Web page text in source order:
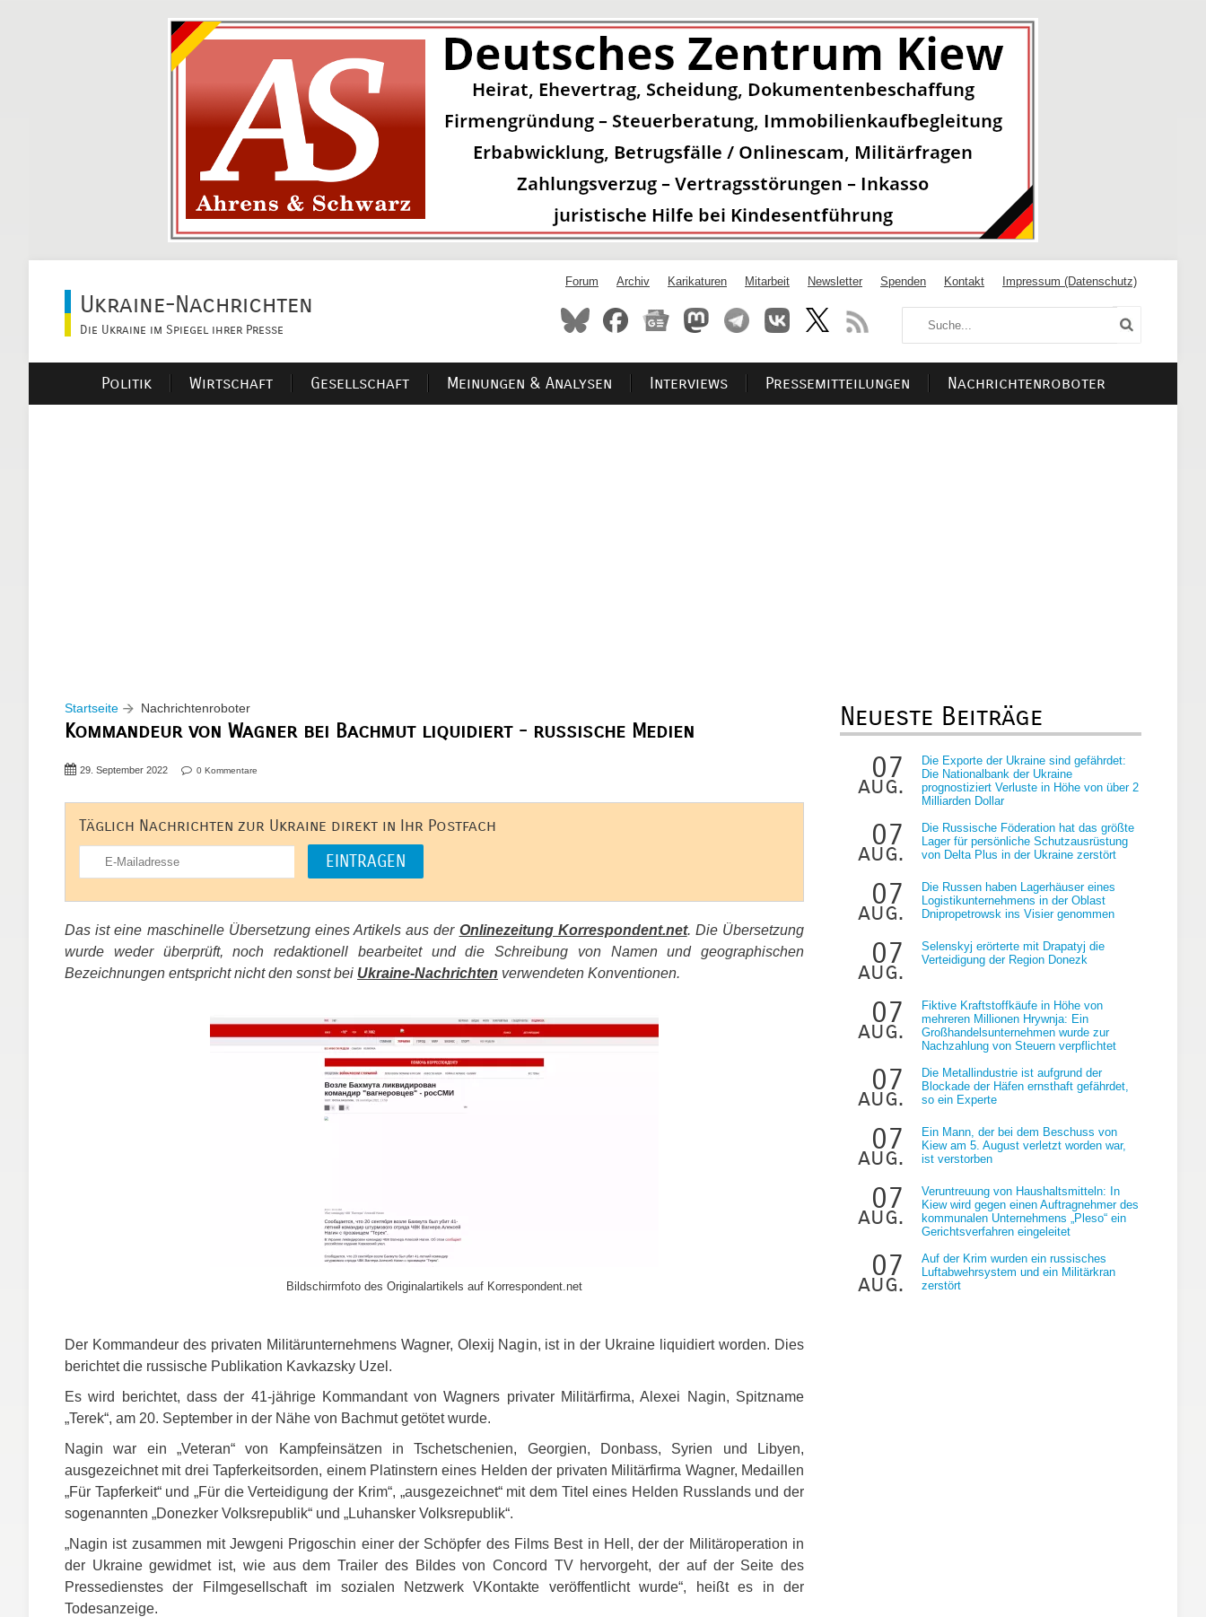
Ukraine-Nachrichten
Die Ukraine im Spiegel ihrer Presse
Forum Archiv Karikaturen Mitarbeit Newsletter Spenden Kontakt Impressum (Datenschutz)
Politik Wirtschaft Gesellschaft Meinungen & Analysen Interviews Pressemitteilungen Nachrichtenroboter
Startseite Nachrichtenroboter
Kommandeur von Wagner bei Bachmut liquidiert - russische Medien
29. September 2022 0 Kommentare
Täglich Nachrichten zur Ukraine direkt in Ihr Postfach
Das ist eine maschinelle Übersetzung eines Artikels aus der Onlinezeitung Korrespondent.net. Die Übersetzung
wurde weder überprüft, noch redaktionell bearbeitet und die Schreibung von Namen und geographischen
Bezeichnungen entspricht nicht den sonst bei Ukraine-Nachrichten verwendeten Konventionen.
Bildschirmfoto des Originalartikels auf Korrespondent.net
Der Kommandeur des privaten Militärunternehmens Wagner, Olexij Nagin, ist in der Ukraine liquidiert worden. Dies
berichtet die russische Publikation Kavkazsky Uzel.
Es wird berichtet, dass der 41-jährige Kommandant von Wagners privater Militärfirma, Alexei Nagin, Spitzname
„Terek“, am 20. September in der Nähe von Bachmut getötet wurde.
Nagin war ein „Veteran“ von Kampfeinsätzen in Tschetschenien, Georgien, Donbass, Syrien und Libyen,
ausgezeichnet mit drei Tapferkeitsorden, einem Platinstern eines Helden der privaten Militärfirma Wagner, Medaillen
„Für Tapferkeit“ und „Für die Verteidigung der Krim“, „ausgezeichnet“ mit dem Titel eines Helden Russlands und der
sogenannten „Donezker Volksrepublik“ und „Luhansker Volksrepublik“.
„Nagin ist zusammen mit Jewgeni Prigoschin einer der Schöpfer des Films Best in Hell, der der Militäroperation in
der Ukraine gewidmet ist, wie aus dem Trailer des Bildes von Concord TV hervorgeht, der auf der Seite des
Pressedienstes der Filmgesellschaft im sozialen Netzwerk VKontakte veröffentlicht wurde“, heißt es in der
Todesanzeige.
Neueste Beiträge
07
aug.
Die Exporte der Ukraine sind gefährdet:
Die Nationalbank der Ukraine
prognostiziert Verluste in Höhe von über 2
Milliarden Dollar
07
aug.
Die Russische Föderation hat das größte
Lager für persönliche Schutzausrüstung
von Delta Plus in der Ukraine zerstört
07
aug.
Die Russen haben Lagerhäuser eines
Logistikunternehmens in der Oblast
Dnipropetrowsk ins Visier genommen
07
aug.
Selenskyj erörterte mit Drapatyj die
Verteidigung der Region Donezk
07
aug.
Fiktive Kraftstoffkäufe in Höhe von
mehreren Millionen Hrywnja: Ein
Großhandelsunternehmen wurde zur
Nachzahlung von Steuern verpflichtet
07
aug.
Die Metallindustrie ist aufgrund der
Blockade der Häfen ernsthaft gefährdet,
so ein Experte
07
aug.
Ein Mann, der bei dem Beschuss von
Kiew am 5. August verletzt worden war,
ist verstorben
07
aug.
Veruntreuung von Haushaltsmitteln: In
Kiew wird gegen einen Auftragnehmer des
kommunalen Unternehmens „Pleso“ ein
Gerichtsverfahren eingeleitet
07
aug.
Auf der Krim wurden ein russisches
Luftabwehrsystem und ein Militärkran
zerstört